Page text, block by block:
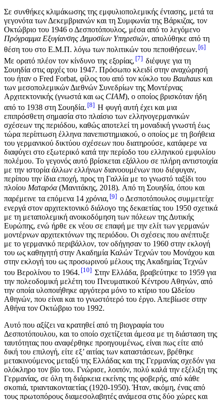
Σε συνθήκες κλιμάκωσης της εμφυλιοπολεμικής έντασης, μετά τα
γεγονότα των Δεκεμβριανών και τη Συμφωνία της Βάρκιζας, τον
Οκτώβριο του 1946 ο Δεσποτόπουλος, μέσα από το λεγόμενο
Πρόγραμμα Εξυγίανσης Δημοσίων Υπηρεσιών, απολύθηκε από τη
θέση του στο Ε.Μ.Π. λόγω των πολιτικών του πεποιθήσεων. 6
Με ορατό πλέον τον κίνδυνο της εξορίας, 7
διέφυγε για τη
Σουηδία στις αρχές του 1947. Πρόσωπο κλειδί στην αναχώρησή
του ήταν ο Fred Forbat, φίλος του από τον κύκλο του Βauhaus και
των μεσοπολεμικών Διεθνών Συνεδρίων της Μοντέρνας
Αρχιτεκτονικής (γνωστά και ως CIAM), ο οποίος βρισκόταν ήδη
από το 1938 στη Σουηδία. 8
Η φυγή αυτή έχει και μια
επιπρόσθετη σημασία στο πλαίσιο των ελληνογερμανικών
σχέσεων της περιόδου, καθώς αποτελεί τη μοναδική γνωστή έως
τώρα περίπτωση έλληνα πανεπιστημιακού, ο οποίος με τη βοήθεια
του γερμανικού δικτύου σχέσεων που διατηρούσε, κατάφερε να
διαφύγει στο εξωτερικό κατά την περίοδο του ελληνικού εμφυλίου
πολέμου. Το γεγονός αυτό βρίσκεται εξάλλου σε πλήρη αντιστοιχία
με την ιστορία άλλων ελλήνων διανοουμένων που διέφυγαν,
περίπου την ίδια εποχή, προς τη Γαλλία με το γνωστό ταξίδι του
πλοίου Ματαρόα(Μανιτάκης, 2018). Από τη Σουηδία, όπου και
παρέμεινε τα επόμενα 14 χρόνια, 9
ο Δεσποτόπουλος συμμετείχε
ενεργά στον αρχιτεκτονικό διάλογο της δεκαετίας του 1950 σχετικά
με τη μεταπολεμική ανοικοδόμηση των πόλεων της Δυτικής
Ευρώπης, ενώ ήρθε εκ νέου σε επαφή με την ελίτ των γερμανών
μοντέρνων αρχιτεκτόνων της περιόδου. Οι σχέσεις που ανέπτυξε
με το γερμανικό περιβάλλον, τον οδήγησαν το 1960 στην εκλογή
του ως καθηγητή στην Ακαδημία Καλών Τεχνών του Μονάχου και
στην εκλογή του ως προσωρινού μέλους της Ακαδημίας Τεχνών
του Βερολίνου το 1964. 10
Στην Ελλάδα, βραβεύτηκε το 1959 για
την πολεοδομική μελέτη του Πνευματικού Κέντρου Αθηνών, από
την οποία υλοποιήθηκε αργότερα μόνο το κτίριο του Ωδείου
Αθηνών, που είναι και το γνωστότερό του έργο. Απεβίωσε στην
Αθήνα τον Οκτώβριο του 1992.
Αυτό που αξίζει να κρατηθεί από τη βιογραφία του
Δεσποτόπουλου, και το οποίο σχετίζεται άμεσα με τη διάσταση της
ταυτότητας που αναφέρθηκε προηγουμένως, είναι πως είτε από
δική του επιλογή, είτε εξ’ αιτίας των καταστάσεων, βρέθηκε
μετακινούμενος μεταξύ της Ελλάδας και της Γερμανίας σχεδόν για
ολόκληρο τον βίο του. Γνώρισε, λοιπόν, πολύ καλά την εξέλιξη της
Γερμανίας, σε όλη τη διάρκεια εκείνης της φοβερής, από κάθε
σκοπιά, τριαντακονταετίας (1920-1950). Ήταν, ακόμη, ένας από
τους πρωτοπόρους διαμεσολαβητές ανάμεσα στις δύο χώρες και